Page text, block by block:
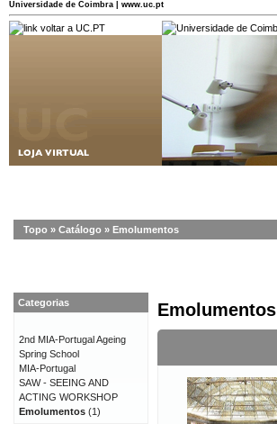
Universidade de Coimbra | www.uc.pt
Topo » Catálogo » Emolumentos
Emolumentos
Categorias
2nd MIA-Portugal Ageing
Spring School
MIA-Portugal
SAW - SEEING AND
ACTING WORKSHOP
Emolumentos (1)